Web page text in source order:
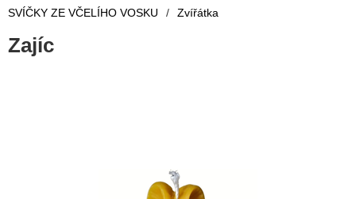
SVÍČKY ZE VČELÍHO VOSKU
/ Zvířátka
Zajíc